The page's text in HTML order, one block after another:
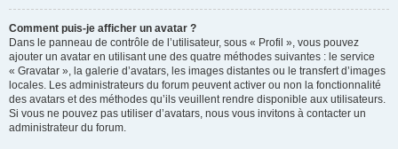
Comment puis-je afficher un avatar ?
Dans le panneau de contrôle de l’utilisateur, sous « Profil », vous pouvez
ajouter un avatar en utilisant une des quatre méthodes suivantes : le service
« Gravatar », la galerie d’avatars, les images distantes ou le transfert d’images
locales. Les administrateurs du forum peuvent activer ou non la fonctionnalité
des avatars et des méthodes qu’ils veuillent rendre disponible aux utilisateurs.
Si vous ne pouvez pas utiliser d’avatars, nous vous invitons à contacter un
administrateur du forum.